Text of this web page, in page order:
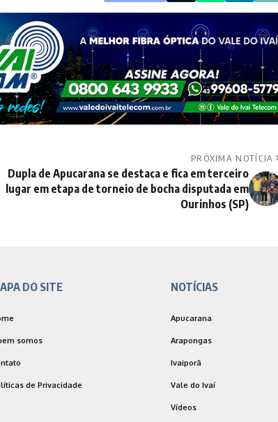
PRÓXIMA NOTÍCIA
Dupla de Apucarana se destaca e fica em terceiro
lugar em etapa de torneio de bocha disputada em
Ourinhos (SP)
DO SITE
somos
de Privacidade
NOTÍCIAS
Apucarana
Arapongas
Ivaiporã
Vale do Ivaí
Vídeos